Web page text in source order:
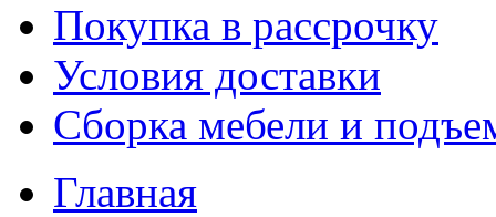
Покупка в рассрочку
Условия доставки
Сборка мебели и
Главная